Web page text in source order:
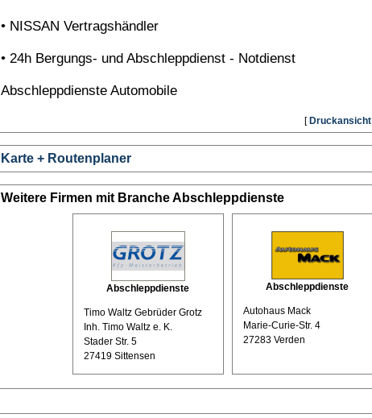
• NISSAN Vertragshändler
• 24h Bergungs- und Abschleppdienst - Notdienst
Abschleppdienste Automobile
[Druckansicht
Karte + Routenplaner
Weitere Firmen mit Branche Abschleppdienste
Abschleppdienste
Timo Waltz Gebrüder Grotz
Inh. Timo Waltz e. K.
Stader Str. 5
27419 Sittensen
Abschleppdienste
Autohaus Mack
Marie-Curie-Str. 4
27283 Verden